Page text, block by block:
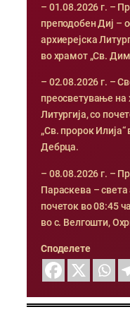
– 01.08.2026 г. –
преподобен Диј –
архиерејска
во храмот „Св.
– 02.08.2026 г. –
преосветување на
Литургија, со
„Св. пророк
Дебрца.
– 08.08.2026 г. –
Параскева – света
почеток во 08:45
во с. Велгошти,
Споделете